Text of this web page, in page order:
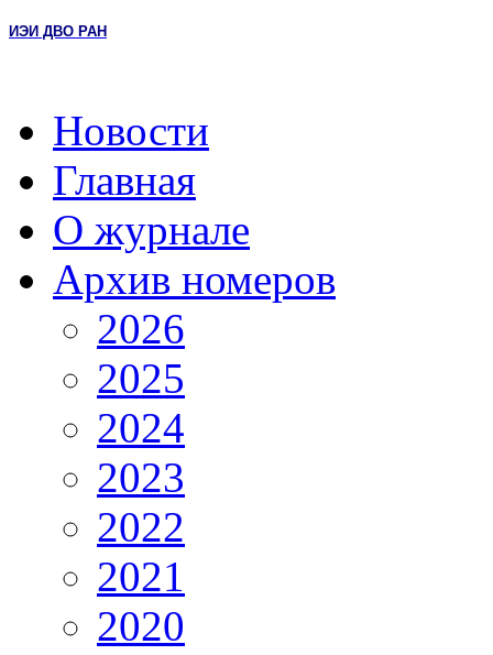
ИЭИ ДВО РАН
Новости
Главная
О журнале
Архив номеров
2026
2025
2024
2023
2022
2021
2020